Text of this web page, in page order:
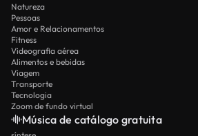
Natureza
Pessoas
Amor e Relacionamentos
Fitness
Videografia aérea
Alimentos e bebidas
Viagem
Transporte
Tecnologia
Zoom de fundo virtual
Música de catálogo gratuita